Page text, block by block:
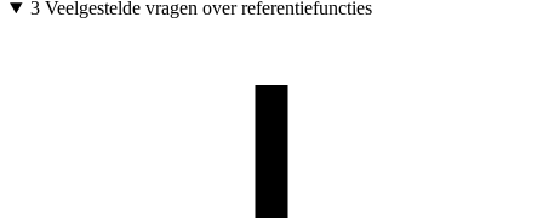
3Veelgestelde vragen over referentiefuncties